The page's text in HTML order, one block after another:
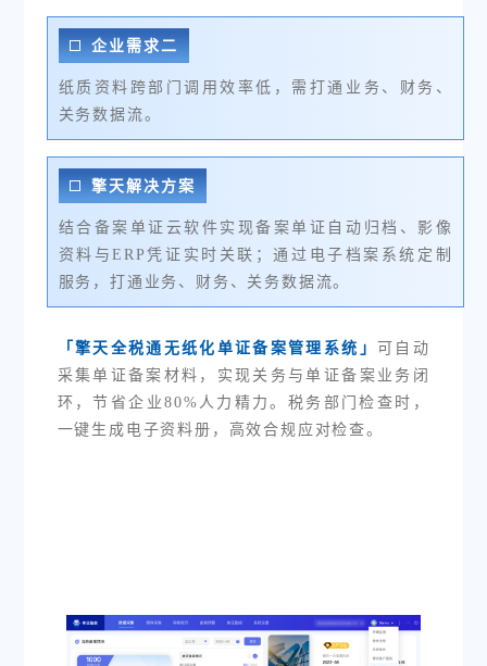
企业需求二
纸质资料跨部门调用效率低，需打通业务、财务、
关务数据流。
擎天解决方案
结合备案单证云软件实现备案单证自动归档、影像
资料与ERP凭证实时关联；通过 电子档案系统 定制
服务，打通业务、财务、关务数据流。
「擎天全税通无纸化单证备案管理系统」
可自动
采集单证备案材料，实现关务与单证备案业务闭
环，节省企业80%人力精力。税务部门检查时，
一键生成电子资料册，高效合规应对检查。